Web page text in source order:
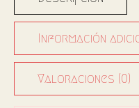
Información
Valoraciones (0)